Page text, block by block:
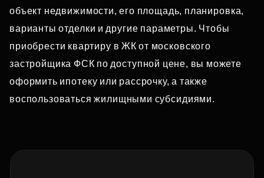
объект недвижимости, его площадь, планировка,
варианты отделки и другие параметры. Чтобы
приобрести квартиру в ЖК от московского
застройщика ФСК по доступной цене, вы можете
оформить ипотеку или рассрочку, а также
воспользоваться жилищными субсидиями.